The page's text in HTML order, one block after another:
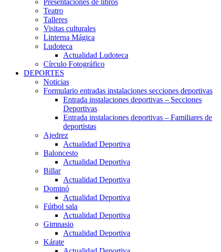
Teatro
Talleres
Visitas culturales
Linterna Mágica
Ludoteca
Actualidad Ludoteca
Círculo Fotográfico
DEPORTES
Noticias
Formulario entradas instalaciones secciones deportivas
Entrada instalaciones deportivas – Secciones
Deportivas
Entrada instalaciones deportivas – Familiares de
deportistas
Ajedrez
Actualidad Deportiva
Baloncesto
Actualidad Deportiva
Billar
Actualidad Deportiva
Dominó
Actualidad Deportiva
Fútbol sala
Actualidad Deportiva
Gimnasio
Actualidad Deportiva
Kárate